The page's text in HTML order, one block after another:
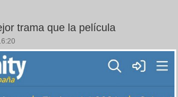
trama que la película